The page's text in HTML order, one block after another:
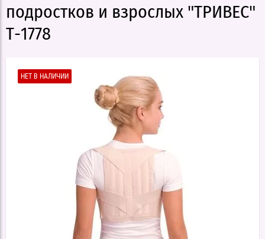
подростков и взрослых "ТРИВЕС"
Т-1778
НЕТ В НАЛИЧИИ